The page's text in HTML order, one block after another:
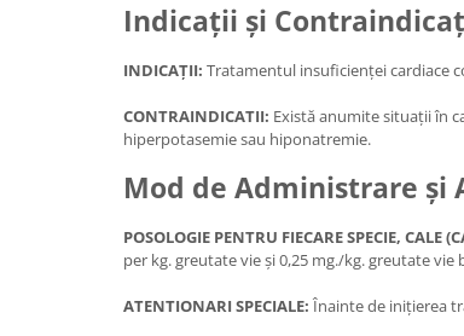
Indicații și
INDICAȚII: Tratamentul insuficienței cardiace
CONTRAINDICATII: Există anumite situații în
hiperpotasemie sau hiponatremie.
Mod de Administrare și
POSOLOGIE PENTRU FIECARE SPECIE,
per kg. greutate vie și 0,25 mg./kg. greutate vie
ATENTIONARI SPECIALE: Înainte de inițierea